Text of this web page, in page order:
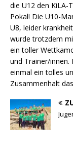
die U12 den KiLA-
Pokal! Die U10-
U8, leider
wurde trotzdem
ein toller
und Trainer/innen.
einmal ein tolles
Zusammenhalt